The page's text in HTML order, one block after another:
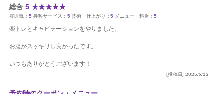
総合 5 ★★★★★
雰囲気： 5 接客サービス： 5 技術・仕上がり： 5 メニュー・料金： 5
楽トレとキャビテーションをやりました。
お腹がスッキリし良かったです。
いつもありがとうございます！
[投稿日] 2025/5/13